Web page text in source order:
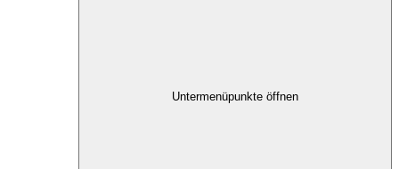
Untermenüpunkte öffnen